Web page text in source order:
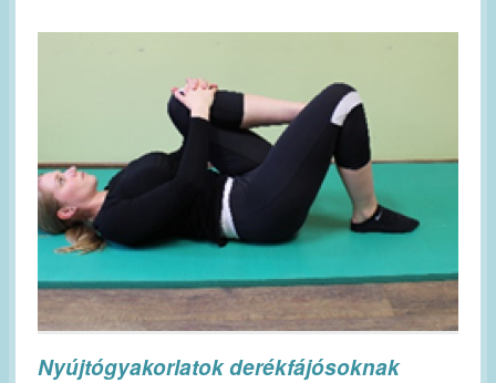
Nyújtógyakorlatok derékfájósoknak